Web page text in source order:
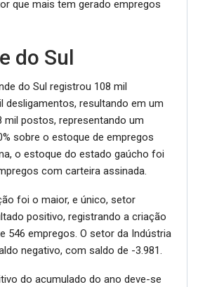
que mais tem gerado empregos
do Sul
do Sul registrou 108 mil
desligamentos, resultando em um
mil postos, representando um
sobre o estoque de empregos
o estoque do estado gaúcho foi
com carteira assinada.
foi o maior, e único, setor
positivo, registrando a criação
546 empregos. O setor da Indústria
negativo, com saldo de -3.981.
do acumulado do ano deve-se